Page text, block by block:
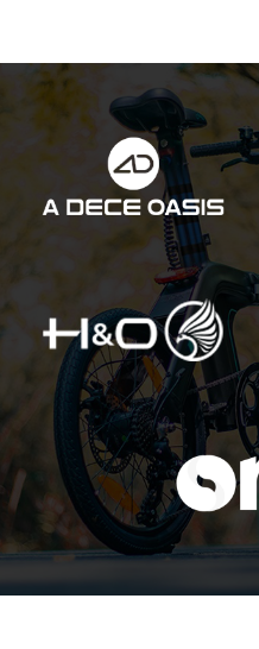
Giới thiệu sơ lược về
Xe điện gập EGO tự hào là
điện thông minh và bảo
thể có thể tháo rờidễ
nơi làm việc để sạc. Đặc
khoảng thời gian ngắn từ 3-
Hơn thế nữa, xe điện gập
đường 60 – 80km
với chế
chế độ điện hoàn toàn. Do
không dùng điện. Đồng
giữ trong cốp xe ô tô, cất
phòng,…